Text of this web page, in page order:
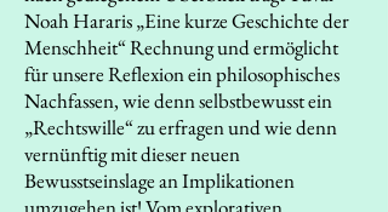
Noah Hararis „Eine kurze Geschichte der
Menschheit“ Rechnung und ermöglicht
für unsere Reflexion ein philosophisches
Nachfassen, wie denn selbstbewusst ein
„Rechtswille“ zu erfragen und wie denn
vernünftig mit dieser neuen
Bewusstseinslage an Implikationen